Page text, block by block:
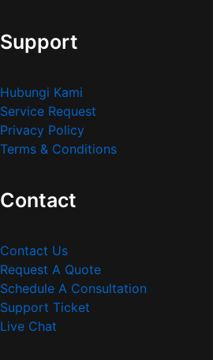
Support
Hubungi Kami
Service Request
Privacy Policy
Terms & Conditions
Contact
Contact Us
Request A Quote
Schedule A Consultation
Support Ticket
Live Chat